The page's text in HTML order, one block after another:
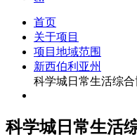
首页
关于项目
项目地域范围
新西伯利亚州
科学城日常生活综
科学城日常生活